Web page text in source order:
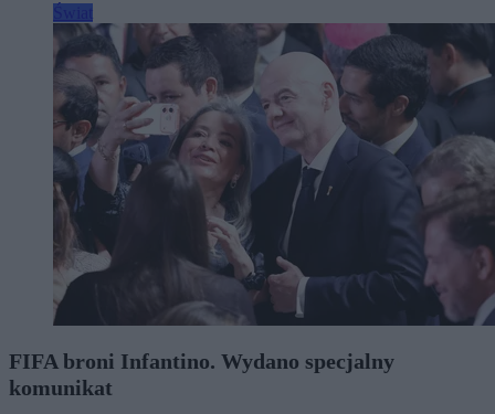
FIFA broni Infantino. Wydano specjalny
komunikat